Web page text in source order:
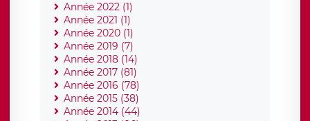
Année 2022 (1)
Année 2021 (1)
Année 2020 (1)
Année 2019 (7)
Année 2018 (14)
Année 2017 (81)
Année 2016 (78)
Année 2015 (38)
Année 2014 (44)